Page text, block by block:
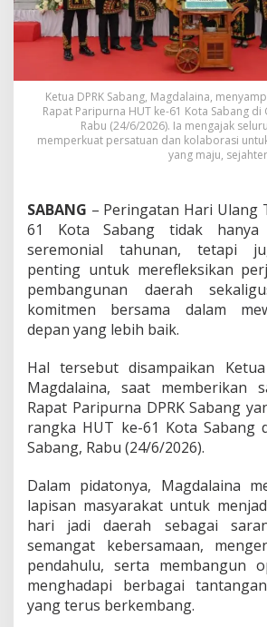
a
d
i
n
H
U
T
6
1
S
a
b
a
n
g
M
m
e
n
t
u
m
a
n
u
n
D
a
e
r
Ketua DPRK Sabang, Magdalaina,
Rapat Paripurna HUT ke-61 Kota Sabang di
Rabu (24/6/2026). Ia mengajak
memperkuat persatuan dan kolaborasi
yang maju,
SABANG – Peringatan Hari Ulang
61 Kota Sabang tidak hanya
seremonial tahunan, tetapi
penting untuk merefleksikan
pembangunan daerah
komitmen bersama dalam
depan yang lebih baik.
Hal tersebut disampaikan
Magdalaina, saat memberikan
Rapat Paripurna DPRK Sabang
rangka HUT ke-61 Kota Sabang
Sabang, Rabu (24/6/2026).
Dalam pidatonya, Magdalaina
lapisan masyarakat untuk
hari jadi daerah sebagai
semangat kebersamaan,
pendahulu, serta membangun
menghadapi berbagai
yang terus berkembang.